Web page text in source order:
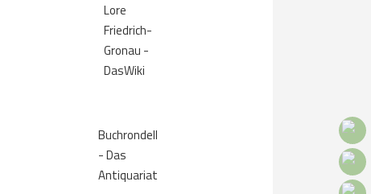
Lore
Friedrich-
Gronau -
DasWiki
Buchrondell
- Das
Antiquariat